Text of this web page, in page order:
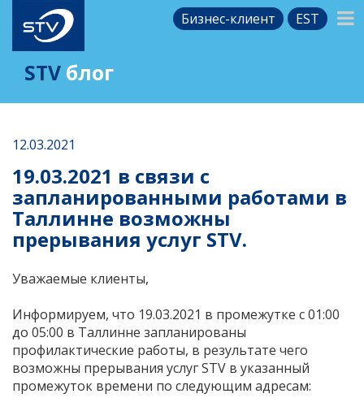
Бизнес-клиент EST
STV блог
12.03.2021
19.03.2021 в связи с
запланированными работами в
Таллинне возможны
прерывания услуг STV.
Уважаемые клиенты,
Информируем, что 19.03.2021 в промежутке с 01:00
до 05:00 в Таллинне запланированы
профилактические работы, в результате чего
возможны прерывания услуг STV в указанный
промежуток времени по следующим адресам: